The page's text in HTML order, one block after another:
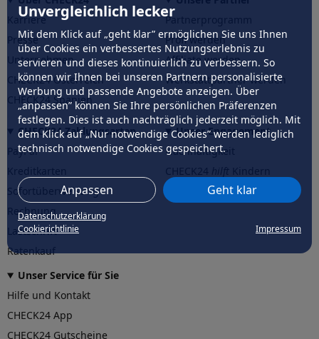
Unvergleichlich lecker
Mit dem Klick auf „geht klar” ermöglichen Sie uns Ihnen
über Cookies ein verbessertes Nutzungserlebnis zu
servieren und dieses kontinuierlich zu verbessern. So
können wir Ihnen bei unseren Partnern personalisierte
Werbung und passende Angebote anzeigen. Über
„anpassen” können Sie Ihre persönlichen Präferenzen
festlegen. Dies ist auch nachträglich jederzeit möglich. Mit
dem Klick auf „Nur notwendige Cookies” werden lediglich
technisch notwendige Cookies gespeichert.
Anpassen Geht klar
Datenschutzerklärung
Cookierichtlinie
Impressum
Karriere
Presse
Unternehmen
CHECK24 Österreich
CHECK24 Spanien
Partnerprogramm
Profi werden
Affiliate werden
Werkstattpartner werden
CHECK24 Zahlungsarten
PayPal
Sofortüberweisung
Rechnung
Lastschrift
Ratenkauf
Unser Engagement
Nachhaltigkeit
CHECK24hilftder Natur
Unser Service für Sie
Hilfe und Kontakt
CHECK24 App
CHECK24 Gutscheine